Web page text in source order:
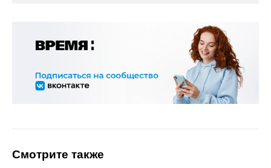
Смотрите также